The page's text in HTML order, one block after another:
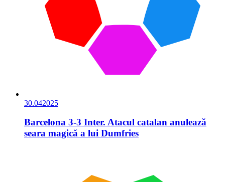
30.042025
Barcelona 3-3 Inter. Atacul catalan anulează
seara magică a lui Dumfries